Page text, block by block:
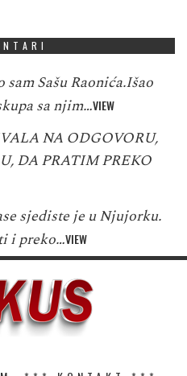
sam Sašu Raonića.Išao
sa njim…VIEW
NA ODGOVORU,
DA PRATIM PREKO
sjediste je u Njujorku.
i preko…VIEW